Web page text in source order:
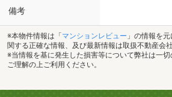
備考
※本物件情報は「 マンションレビュー 」の情報を
関する正確な情報、及び最新情報は取扱不動産会
※当情報を基に発生した損害等について弊社は一
ご理解の上ご利用ください。